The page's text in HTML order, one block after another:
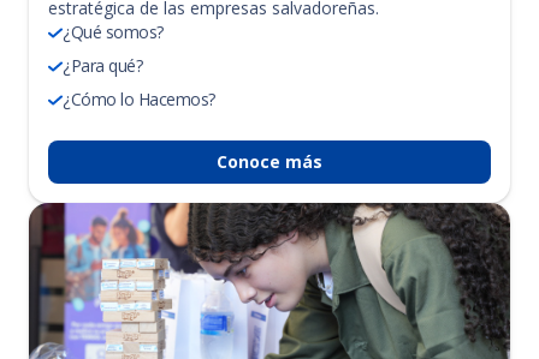
estratégica de las empresas salvadoreñas.
¿Qué somos?
¿Para qué?
¿Cómo lo Hacemos?
Conoce más